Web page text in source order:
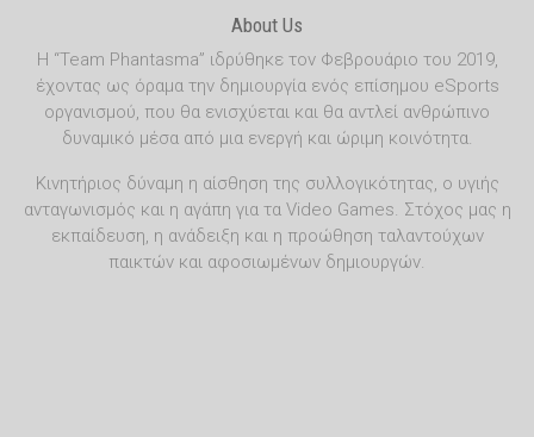
About Us
Η “Team Phantasma” ιδρύθηκε τον Φεβρουάριο του 2019,
έχοντας ως όραμα την δημιουργία ενός επίσημου eSports
οργανισμού, που θα ενισχύεται και θα αντλεί ανθρώπινο
δυναμικό μέσα από μια ενεργή και ώριμη κοινότητα.
Κινητήριος δύναμη η αίσθηση της συλλογικότητας, ο υγιής
ανταγωνισμός και η αγάπη για τα Video Games. Στόχος μας η
εκπαίδευση, η ανάδειξη και η προώθηση ταλαντούχων
παικτών και αφοσιωμένων δημιουργών.